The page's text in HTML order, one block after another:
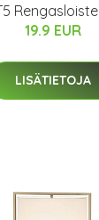
19.9 EUR
LISÄTIETOJA